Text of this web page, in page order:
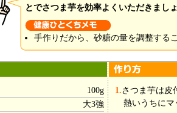
とでさつま芋を効率よくいただきまし
手作りだから、砂糖の量を調整する
100g
大3強
1.さつま芋は皮
熱いうちに